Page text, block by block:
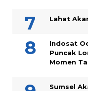
Lahat
Indosat
Puncak
Momen
Sumsel